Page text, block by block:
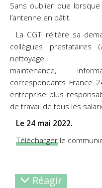
Sans oublier que
l’antenne en pâtit.
La CGT réitère sa
collègues prestataires
nettoyage,
maintenance,
correspondants France
entreprise plus
de travail de tous les
Le 24 mai 2022.
Télécharger le
Réagir